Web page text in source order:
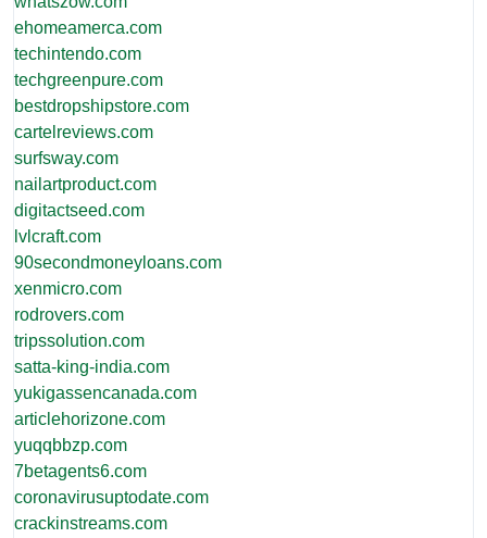
ehomeamerca.com
techintendo.com
techgreenpure.com
bestdropshipstore.com
cartelreviews.com
surfsway.com
nailartproduct.com
digitactseed.com
lvlcraft.com
90secondmoneyloans.com
xenmicro.com
rodrovers.com
tripssolution.com
satta-king-india.com
yukigassencanada.com
articlehorizone.com
yuqqbbzp.com
7betagents6.com
coronavirusuptodate.com
crackinstreams.com